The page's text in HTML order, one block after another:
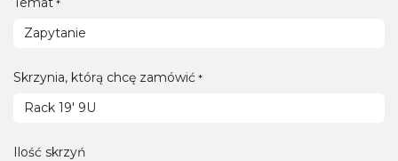
*
Skrzynia, którą chcę zamówić *
Ilość skrzyń